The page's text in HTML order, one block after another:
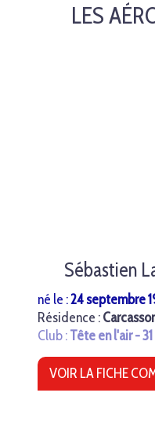
LES
Sébastien
né le :24 septembre
Résidence :
Club :Tête en l'air - 31
VOIR LA FICHE